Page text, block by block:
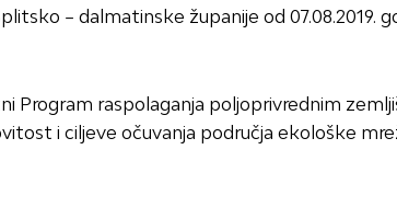
– dalmatinske županije od 07.08.2019.
raspolaganja poljoprivrednim
i ciljeve očuvanja područja ekološke